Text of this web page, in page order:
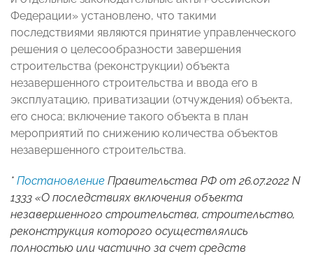
Федерации» установлено, что такими
последствиями являются принятие управленческого
решения о целесообразности завершения
строительства (реконструкции) объекта
незавершенного строительства и ввода его в
эксплуатацию, приватизации (отчуждения) объекта,
его сноса; включение такого объекта в план
мероприятий по снижению количества объектов
незавершенного строительства.
* Постановление Правительства РФ от 26.07.2022 N
1333 «О последствиях включения объекта
незавершенного строительства, строительство,
реконструкция которого осуществлялись
полностью или частично за счет средств